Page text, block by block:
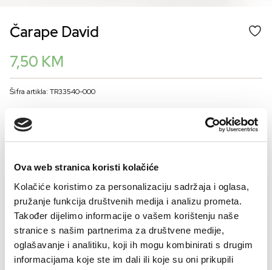
Ova web stranica koristi kolačiće
Kolačiće koristimo za personalizaciju sadržaja i oglasa,
pružanje funkcija društvenih medija i analizu prometa.
Također dijelimo informacije o vašem korištenju naše
stranice s našim partnerima za društvene medije,
oglašavanje i analitiku, koji ih mogu kombinirati s drugim
informacijama koje ste im dali ili koje su oni prikupili
Čarape David
7,50 KM
Šifra artikla: TR33540-000
VELIČINA MUŠKARCI
39-42 43-46
Kalkulator veličina
- + DODAJTE U KORPU